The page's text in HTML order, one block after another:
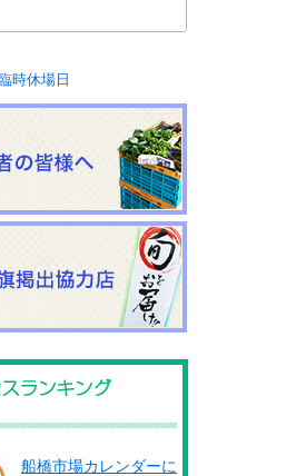
時休場日
船橋市場カレンダーに